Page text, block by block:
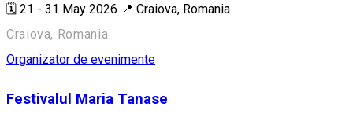
🗓️ 21 - 31 May 2026 📍 Craiova, Romania
Craiova, Romania
Organizator de evenimente
Festivalul Maria Tanase